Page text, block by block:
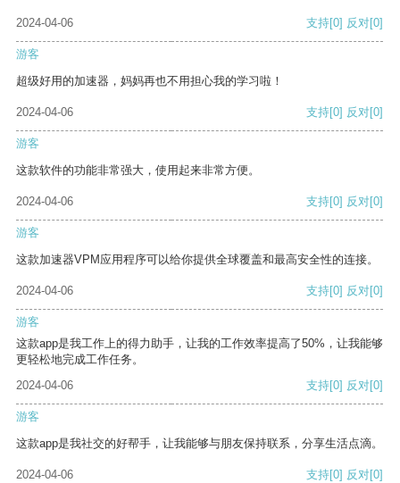
2024-04-06 支持[0] 反对[0]
游客
超级好用的加速器，妈妈再也不用担心我的学习啦！
2024-04-06 支持[0] 反对[0]
游客
这款软件的功能非常强大，使用起来非常方便。
2024-04-06 支持[0] 反对[0]
游客
这款加速器VPM应用程序可以给你提供全球覆盖和最高安全性的连接。
2024-04-06 支持[0] 反对[0]
游客
这款app是我工作上的得力助手，让我的工作效率提高了50%，让我能够
更轻松地完成工作任务。
2024-04-06
支持[0] 反对[0]
游客
这款app是我社交的好帮手，让我能够与朋友保持联系，分享生活点滴。
2024-04-06 支持[0] 反对[0]